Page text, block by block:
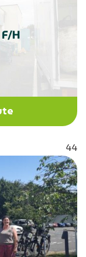
44